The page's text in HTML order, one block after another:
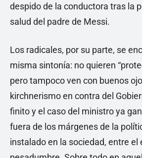
despido de la conductora tras la
salud del padre de Messi.
Los radicales, por su parte, se
misma sintonía: no quieren
pero tampoco ven con buenos
kirchnerismo en contra del
finito y el caso del ministro ya
fuera de los márgenes de la
instalado en la sociedad, entre el